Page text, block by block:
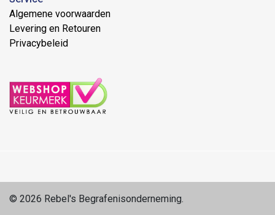
Algemene voorwaarden
Levering en Retouren
Privacybeleid
© 2026 Rebel's Begrafenisonderneming.